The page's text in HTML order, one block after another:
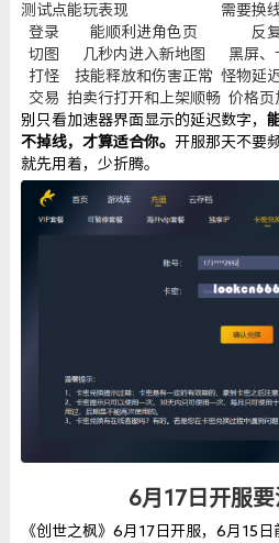
测试点能玩表现
需要换
登录
能顺利进角色页
反
切图
几秒内进入新地图
黑屏、
打怪
技能释放和伤害正常 怪物延
交易 拍卖行打开和上架顺畅 价格页
别只看加速器界面显示的延迟数字，
不掉线，才算适合你。 开服那天不要
就先用着，少折腾。
6月17日开服
《创世之枫》6月17日开服，6月15